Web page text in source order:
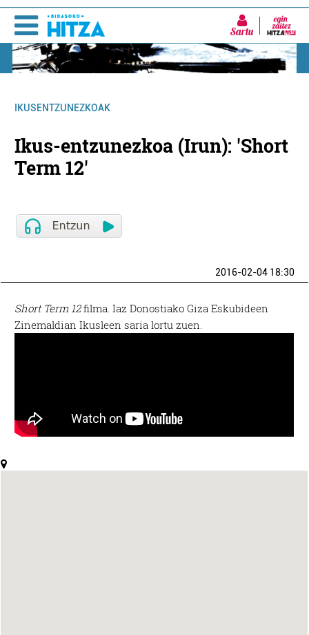
Sartu
IKUSENTZUNEZKOAK
Ikus-entzunezkoa (Irun): 'Short
Term 12'
2016-02-04 18:30
Short Term 12filma. Iaz Donostiako Giza Eskubideen
Zinemaldian Ikusleen saria lortu zuen.